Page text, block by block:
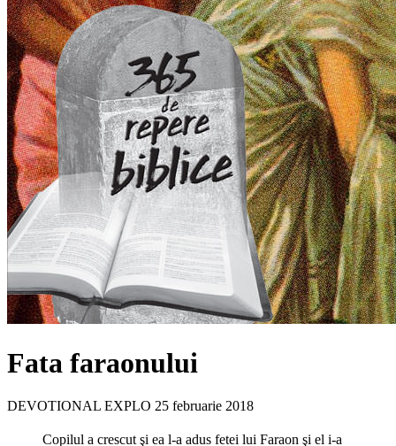
Fata faraonului
DEVOTIONAL EXPLO 25 februarie 2018
Copilul a crescut şi ea l-a adus fetei lui Faraon şi el i-a